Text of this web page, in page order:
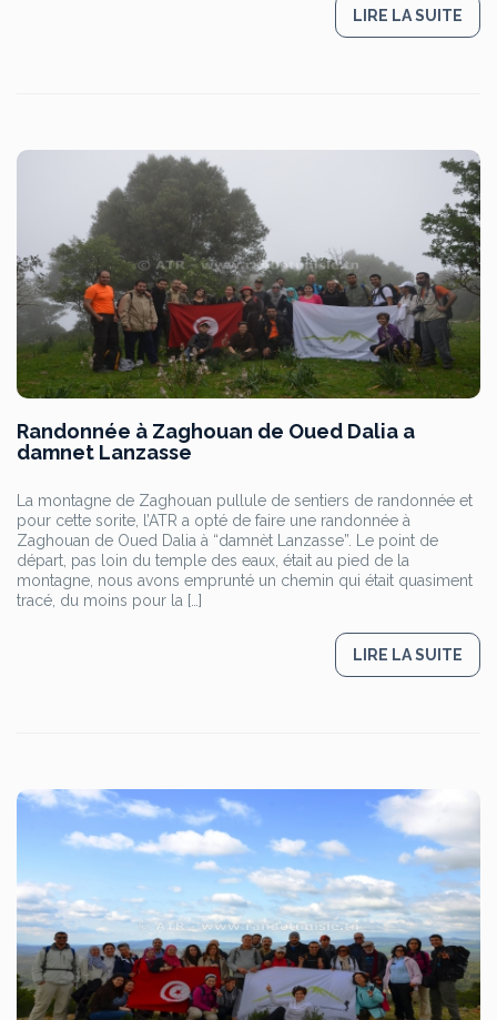
LIRE LA SUITE
Randonnée à Zaghouan de Oued Dalia a
damnet Lanzasse
La montagne de Zaghouan pullule de sentiers de randonnée et
pour cette sorite, l’ATR a opté de faire une randonnée à
Zaghouan de Oued Dalia à “damnèt Lanzasse”. Le point de
départ, pas loin du temple des eaux, était au pied de la
montagne, nous avons emprunté un chemin qui était quasiment
tracé, du moins pour la […]
LIRE LA SUITE